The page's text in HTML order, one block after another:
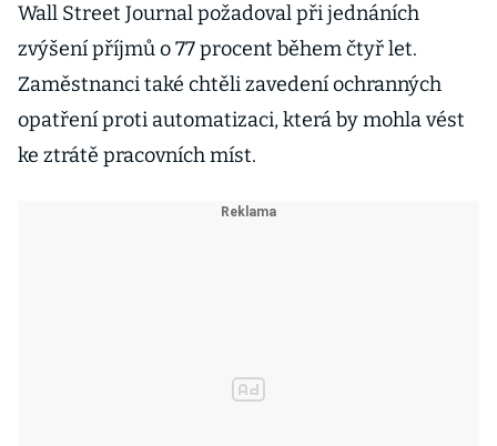
Wall Street Journal požadoval při jednáních
zvýšení příjmů o 77 procent během čtyř let.
Zaměstnanci také chtěli zavedení ochranných
opatření proti automatizaci, která by mohla vést
ke ztrátě pracovních míst.